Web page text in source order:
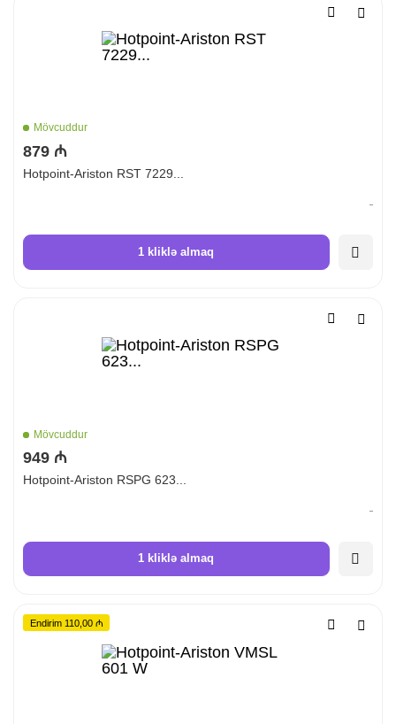
Mövcuddur
879 ₼
Hotpoint-Ariston RST 7229...
1 kliklə almaq
Mövcuddur
949 ₼
Hotpoint-Ariston RSPG 623...
1 kliklə almaq
Endirim 110,00 ₼